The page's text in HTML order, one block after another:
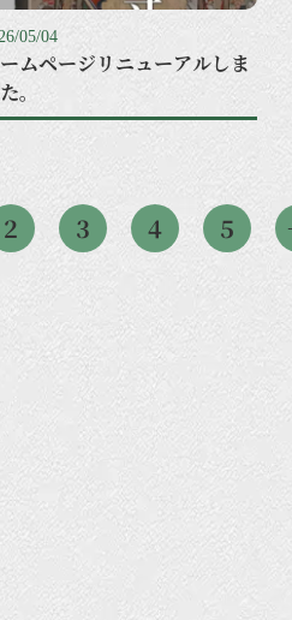
05/04
ムページリニューアルしま
。
2 3 4 5